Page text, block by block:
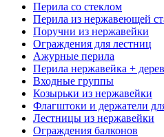
Перила со стеклом
Перила из нержавеющей
Поручни из нержавейки
Ограждения для лестниц
Ажурные перила
Перила нержавейка +
Входные группы
Козырьки из нержавейки
Флагштоки и держатели
Лестницы из нержавейки
Ограждения балконов